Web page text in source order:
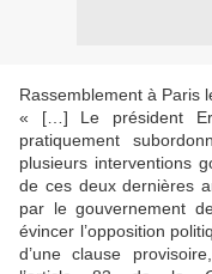
Rassemblement à Paris
« […] Le président
pratiquement
plusieurs interventions
de ces deux dernières
par le gouvernement
évincer l’opposition
d’une clause